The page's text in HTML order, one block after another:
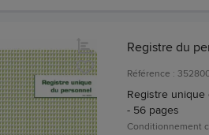
Registre du
Référence :
Registre unique
- 56 pages
Conditionnement